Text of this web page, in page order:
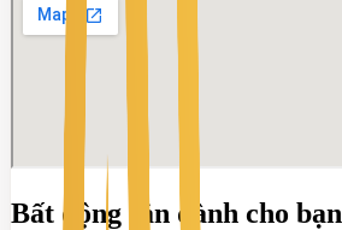
Bất động sản dành cho bạn